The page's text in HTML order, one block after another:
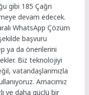
gibi 185 Çağrı
devam edecek.
WhatsApp Çözüm
başvuru
ya da önerilerini
Biz teknolojiyi
vatandaşlarımızla
Amacımız
ve daha güçlü bir